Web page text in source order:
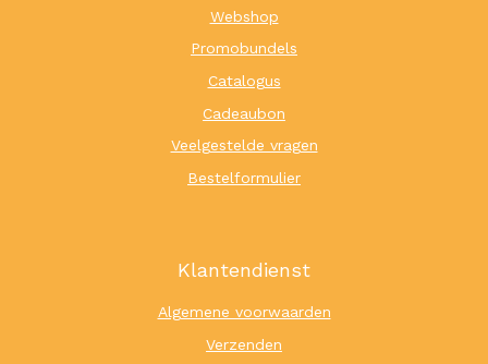
Webshop
Promobundels
Catalogus
Cadeaubon
Veelgestelde vragen
Bestelformulier
Klantendienst
Algemene voorwaarden
Verzenden